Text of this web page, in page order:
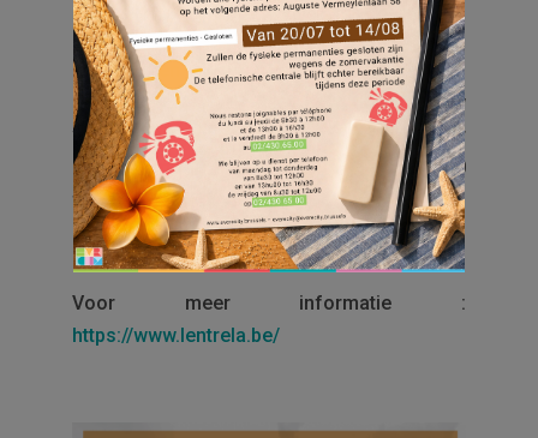
Légerlaan 36!
U bent allen uitgenodigd om deel te nemen
aan fotoworkshops om de muren van uw
wijk tot leven te brengen. Tussen september
en november 2021 zullen in totaal 10
fotoworkshops worden georganiseerd.
Voor meer informatie :
https://www.lentrela.be/